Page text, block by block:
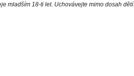
mladším 18-ti let. Uchovávejte mimo dosah dětí.